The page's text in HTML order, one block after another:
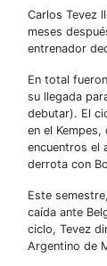
Carlos Tevez
meses
entrenador
En total
su llegada
debutar). El
en el
encuentros el
derrota con
Este
caída ante
ciclo, Tevez
Argentino de